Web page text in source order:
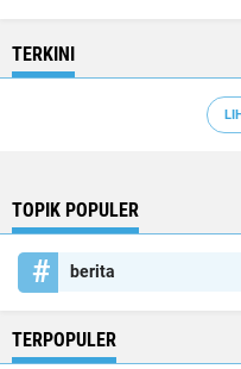
TERKINI
TOPIK POPULER
berita
TERPOPULER